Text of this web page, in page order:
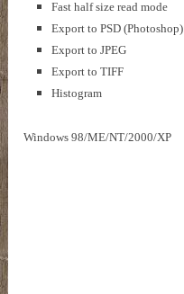
Fast half size read mode
Export to PSD (Photoshop)
Export to JPEG
Export to TIFF
Histogram
Windows 98/ME/NT/2000/XP